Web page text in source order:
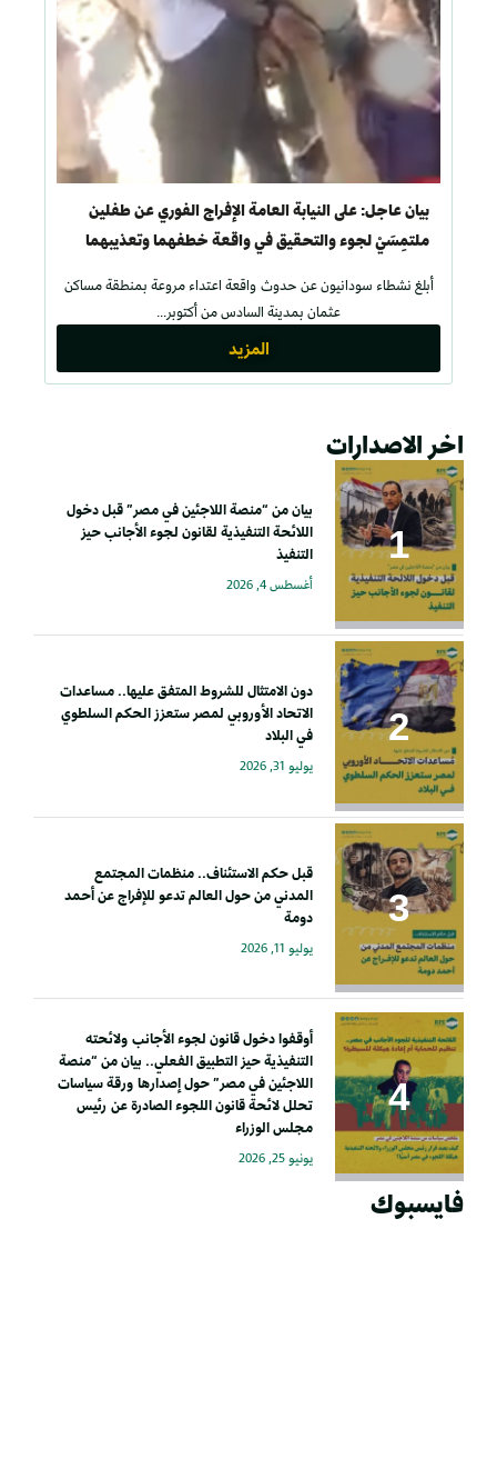
بيان عاجل: على النيابة العامة الإفراج الفوري عن طفلين
ملتمِسَيْ لجوء والتحقيق في واقعة خطفهما وتعذيبهما
أبلغ نشطاء سودانيون عن حدوث واقعة اعتداء مروعة بمنطقة مساكن
عثمان بمدينة السادس من أكتوبر...
المزيد
اخر الاصدارات
بيان من “منصة اللاجئين في مصر” قبل دخول
اللائحة التنفيذية لقانون لجوء الأجانب حيز
التنفيذ
أغسطس 4, 2026
دون الامتثال للشروط المتفق عليها.. مساعدات
الاتحاد الأوروبي لمصر ستعزز الحكم السلطوي
في البلاد
يوليو 31, 2026
قبل حكم الاستئناف.. منظمات المجتمع
المدني من حول العالم تدعو للإفراج عن أحمد
دومة
يوليو 11, 2026
أوقفوا دخول قانون لجوء الأجانب ولائحته
التنفيذية حيز التطبيق الفعلي.. بيان من “منصة
اللاجئين في مصر” حول إصدارها ورقة سياسات
تحلل لائحة قانون اللجوء الصادرة عن رئيس
مجلس الوزراء
يونيو 25, 2026
فايسبوك